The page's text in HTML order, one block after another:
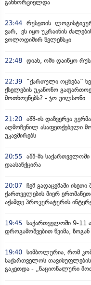
განხორციელდა
23:44 რუსეთის
ვარ, ეს იყო უკრაინის
ვოლოდიმირ ზელენსკი
22:48 დიახ, ომი დაიწყო
22:39
“ქართული ოცნება”
ქსელების უკანონო
მოთხოვნებს? - ჯო უილსონი
21:20 აშშ-ის დაზვერვა
აღმოჩენილ ასაფეთქებელი
უკავშირებს
20:55 აშშ-მა
დაასანქცირა
20:07 ჩემ გადაცემაში
ქართველების მიერ
აქამდე პროკურატურის
19:45 საქართველოში 9-11
დროგამოშვებით წვიმა,
19:40 სიმბოლურია, რომ
საქართველოს
გაკეთდა - „ნაციონალური